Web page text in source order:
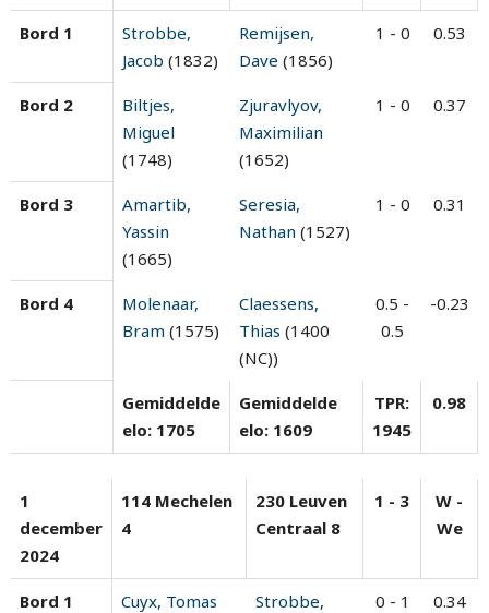
Bord 1
Strobbe,
Jacob (1832)
Remijsen,
Dave (1856)
1 - 0 0.53
Bord 2
Biltjes,
Miguel
(1748)
Zjuravlyov,
Maximilian
(1652)
1 - 0 0.37
Bord 3
Amartib,
Yassin
(1665)
Seresia,
Nathan (1527)
1 - 0 0.31
Bord 4
Molenaar,
Bram (1575)
Claessens,
Thias (1400
(NC))
0.5 -
0.5
-0.23
Gemiddelde
elo: 1705
Gemiddelde
elo: 1609
TPR:
1945
0.98
1
december
2024
114 Mechelen
4
230 Leuven
Centraal 8
1 - 3
W -
We
Bord 1
Cuyx, Tomas
Strobbe,
0 - 1 0.34